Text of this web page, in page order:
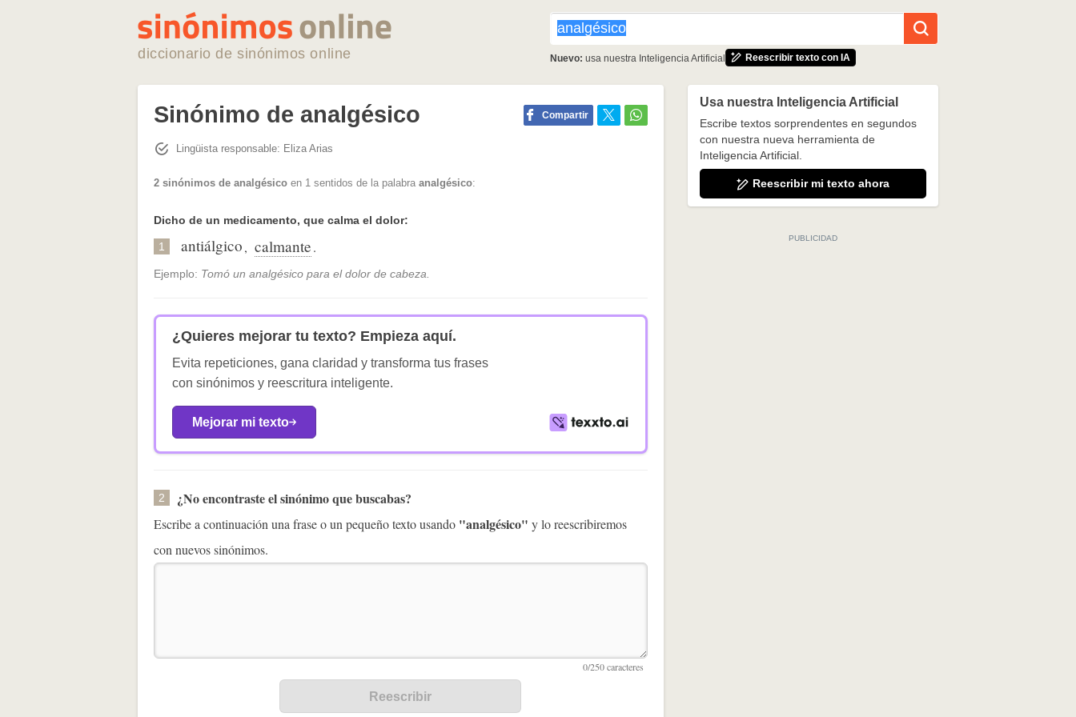
diccionario de sinónimos online Nuevo: usa nuestra Inteligencia Artificial Reescribir texto con IA
Sinónimo de analgésico Compartir
Lingüista responsable: Eliza Arias
2 sinónimos de analgésico en 1 sentidos de la palabra analgésico:
Dicho de un medicamento, que calma el dolor:
1 antiálgico, calmante.
Ejemplo: Tomó un analgésico para el dolor de cabeza.
¿Quieres mejorar tu texto? Empieza aquí.
Evita repeticiones, gana claridad y transforma tus frases
con sinónimos y reescritura inteligente.
Mejorar mi texto
2 ¿No encontraste el sinónimo que buscabas?
Escribe a continuación una frase o un pequeño texto usando "analgésico" y lo reescribiremos
con nuevos sinónimos.
Usa nuestra Inteligencia Artificial
Escribe textos sorprendentes en segundos
con nuestra nueva herramienta de
Inteligencia Artificial.
Reescribir mi texto ahora